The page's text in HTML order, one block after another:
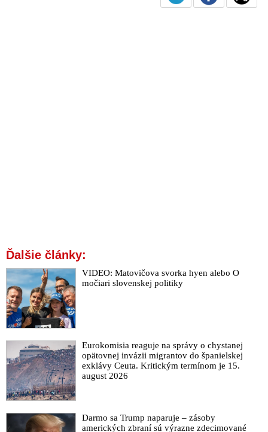
Ďalšie články:
VIDEO: Matovičova svorka hyen alebo O
močiari slovenskej politiky
Eurokomisia reaguje na správy o chystanej
opätovnej invázii migrantov do španielskej
exklávy Ceuta. Kritickým termínom je 15.
august 2026
Darmo sa Trump naparuje – zásoby
amerických zbraní sú výrazne zdecimované